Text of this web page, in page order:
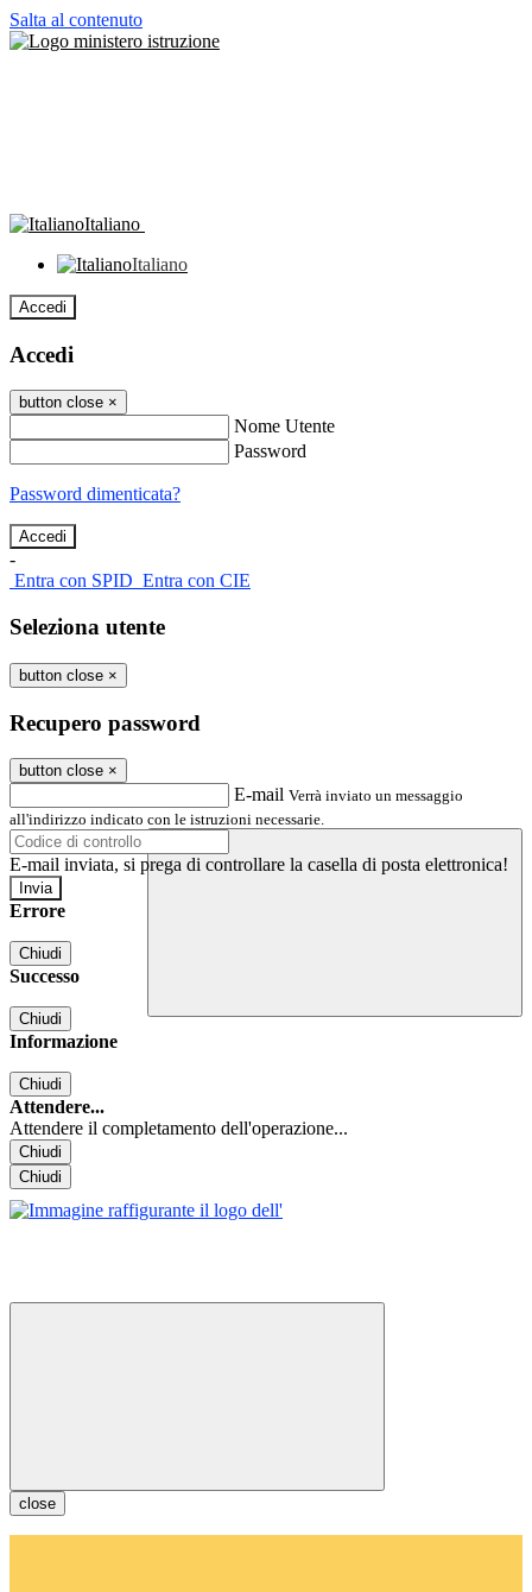
Salta al contenuto
Italiano
Italiano
Accedi
Accedi
button close ×
Nome Utente
Password
Password dimenticata?
-
Entra con SPID Entra con CIE
Seleziona utente
button close ×
Recupero password
button close ×
E-mail Verrà inviato un messaggio
all'indirizzo indicato con le istruzioni necessarie.
E-mail inviata, si prega di controllare la casella di posta elettronica!
Errore
Chiudi
Successo
Chiudi
Informazione
Chiudi
Attendere...
Attendere il completamento dell'operazione...
Chiudi
Chiudi
close